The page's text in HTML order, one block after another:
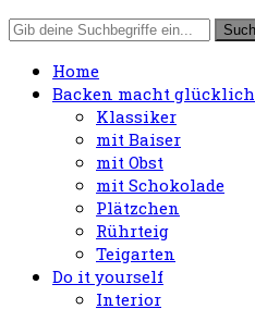
Home
Backen macht glücklich
Klassiker
mit Baiser
mit Obst
mit Schokolade
Plätzchen
Rührteig
Teigarten
Do it yourself
Interior